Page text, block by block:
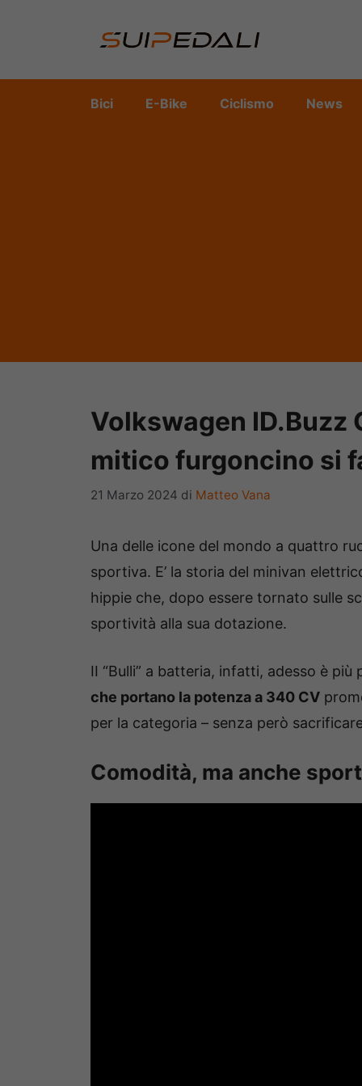
Bici E-Bike Ciclismo News
Volkswagen ID.Buzz
mitico furgoncino si
21 Marzo 2024 di Matteo Vana
Una delle icone del mondo a quattro
sportiva. E’ la storia del minivan
hippie che, dopo essere tornato sulle
sportività alla sua dotazione.
II “Bulli” a batteria, infatti, adesso è
che portano la potenza a 340 CV
per la categoria – senza però
Comodità, ma anche